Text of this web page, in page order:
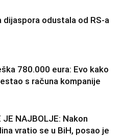
dijaspora odustala od RS-a
780.000 eura: Evo kako
s računa kompanije
JE NAJBOLJE: Nakon
vratio se u BiH, posao je